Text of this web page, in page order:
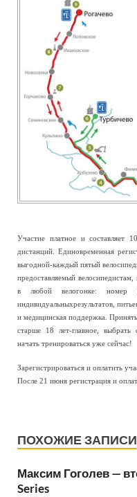
Участие платное и составляет
дистанций. Единовременная
выгодной-каждый пятый
предоставляемый
в любой велогонке: номер
индивидуальныхрезультатов,
и медицинская поддержка.
старше 18 лет-главное, выбрать
начать тренироваться уже сейчас!
Зарегистрироваться и оплатить
После 21 июня регистрация и
ПОХОЖИЕ ЗАПИСИ
Максим Гоголев —
Series